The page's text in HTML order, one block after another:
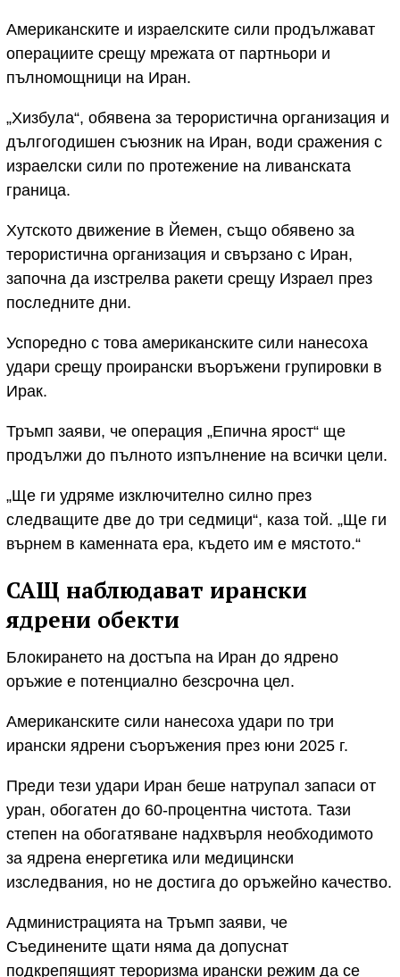
Американските и израелските сили продължават
операциите срещу мрежата от партньори и
пълномощници на Иран.
„Хизбула“, обявена за терористична организация и
дългогодишен съюзник на Иран, води сражения с
израелски сили по протежение на ливанската
граница.
Хутското движение в Йемен, също обявено за
терористична организация и свързано с Иран,
започна да изстрелва ракети срещу Израел през
последните дни.
Успоредно с това американските сили нанесоха
удари срещу проирански въоръжени групировки в
Ирак.
Тръмп заяви, че операция „Епична ярост“ ще
продължи до пълното изпълнение на всички цели.
„Ще ги удряме изключително силно през
следващите две до три седмици“, каза той. „Ще ги
върнем в каменната ера, където им е мястото.“
САЩ наблюдават ирански
ядрени обекти
Блокирането на достъпа на Иран до ядрено
оръжие е потенциално безсрочна цел.
Американските сили нанесоха удари по три
ирански ядрени съоръжения през юни 2025 г.
Преди тези удари Иран беше натрупал запаси от
уран, обогатен до 60-процентна чистота. Тази
степен на обогатяване надхвърля необходимото
за ядрена енергетика или медицински
изследвания, но не достига до оръжейно качество.
Администрацията на Тръмп заяви, че
Съединените щати няма да допуснат
подкрепящият тероризма ирански режим да се